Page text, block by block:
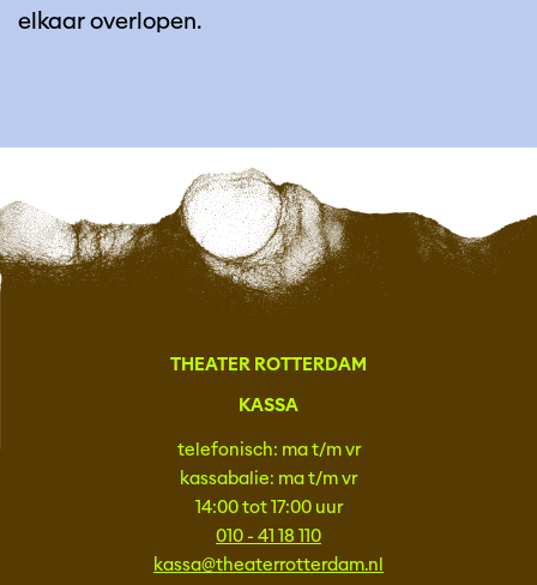
elkaar overlopen.
THEATER ROTTERDAM
KASSA
telefonisch: ma t/m vr
kassabalie: ma t/m vr
14:00 tot 17:00 uur
010 - 41 18 110
kassa@theaterrotterdam.nl